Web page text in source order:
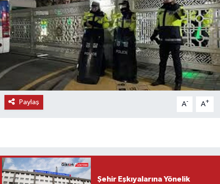
Paylaş A- A+
Şehir Eşkıyalarına Yönelik
TİCARET
YAŞAM